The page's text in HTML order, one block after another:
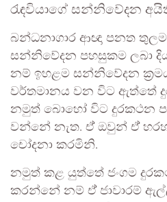
රැඳවියාගේ සන්නිවේදන
බන්ධනාගාර ආඥා පනත තුලම
සන්නිවේදන පහසුකම ලබා
නම් ඉහළම සන්නිවේදන
වර්තමානය වන විට ඇත්තේ
නමුත් බොහෝ විට දුරකථන
වන්නේ නැත. ඒ් ඔවුන් ඒ්
චෝදනා කරමිනි.
නමුත් කළ යුත්තේ ජංගම
කරන්නේ නම් ඒ් ජාවාරම්